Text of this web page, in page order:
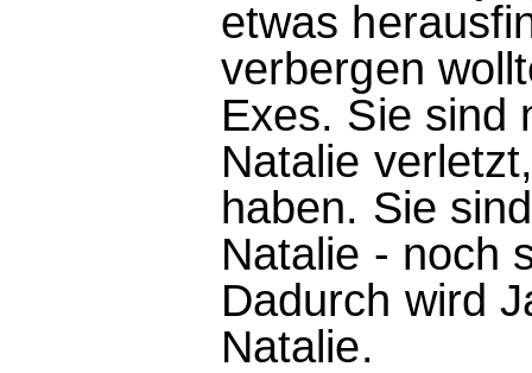
etwas
verbergen
Exes. Sie sind
Natalie
haben. Sie
Natalie - noch
Dadurch wird
Natalie.